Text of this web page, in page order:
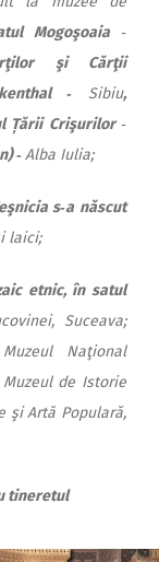
Mogoşoaia ‑
şi Cărţii
‑ Sibiu,
Țării Crişurilor ‑
‑ Alba Iulia;
s‑a născut
laici;
etnic, în satul
Suceava;
Naţional
de Istorie
şi Artă Populară,
tineretul